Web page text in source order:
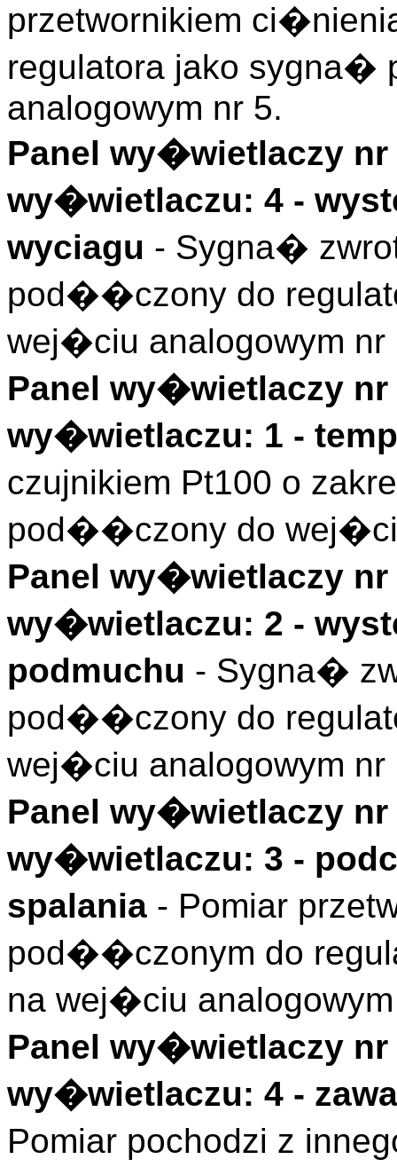
przetwornikiem
regulatora jako
analogowym nr 5.
Panel wy�wietlaczy nr
wy�wietlaczu: 4 -
wyciagu - Sygna�
pod��czony do
wej�ciu analogowym nr
Panel wy�wietlaczy nr
wy�wietlaczu: 1 -
czujnikiem Pt100 o
pod��czony do
Panel wy�wietlaczy nr
wy�wietlaczu: 2 -
podmuchu - Sygna�
pod��czony do
wej�ciu analogowym nr
Panel wy�wietlaczy nr
wy�wietlaczu: 3 -
spalania - Pomiar
pod��czonym do
na wej�ciu
Panel wy�wietlaczy nr
wy�wietlaczu: 4 -
Pomiar pochodzi z